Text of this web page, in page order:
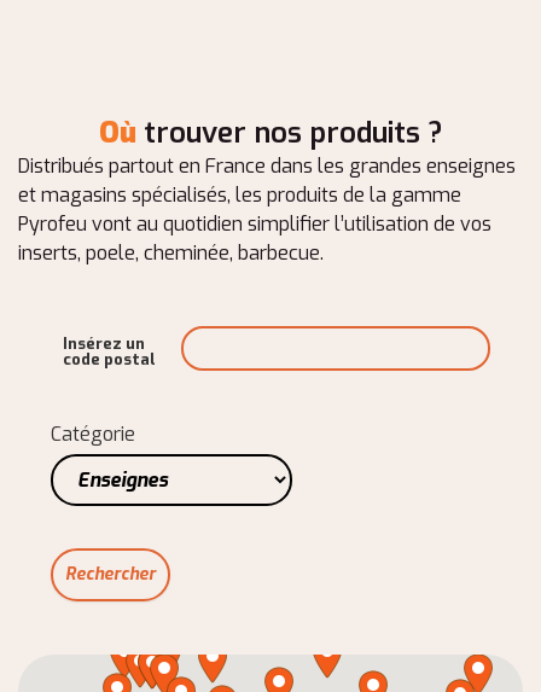
Où trouver nos produits ?
Distribués partout en France dans les grandes enseignes
et magasins spécialisés, les produits de la gamme
Pyrofeu vont au quotidien simplifier l’utilisation de vos
inserts, poele, cheminée, barbecue.
Insérez un
code postal
Catégorie